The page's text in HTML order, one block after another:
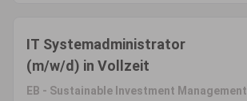
IT Systemadministrator
(m/w/d) in Vollzeit
EB - Sustainable Investment Management